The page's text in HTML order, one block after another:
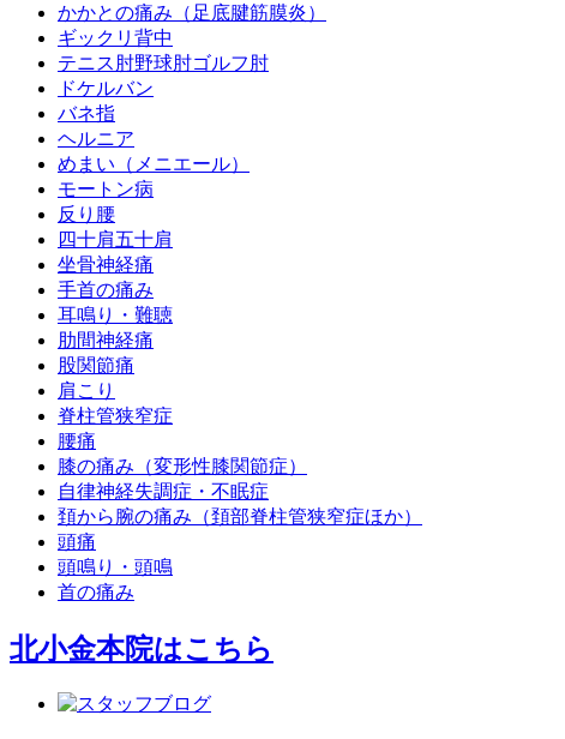
かかとの痛み（足底腱筋膜炎）
ギックリ背中
テニス肘野球肘ゴルフ肘
ドケルバン
バネ指
ヘルニア
めまい（メニエール）
モートン病
反り腰
四十肩五十肩
坐骨神経痛
手首の痛み
耳鳴り・難聴
肋間神経痛
股関節痛
肩こり
脊柱管狭窄症
腰痛
膝の痛み（変形性膝関節症）
自律神経失調症・不眠症
頚から腕の痛み（頚部脊柱管狭窄症ほか）
頭痛
頭鳴り・頭鳴
首の痛み
北小金本院はこちら